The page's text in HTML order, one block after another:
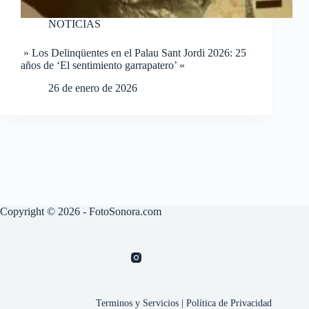
NOTICIAS
» Los Delinqüentes en el Palau Sant Jordi 2026: 25
años de ‘El sentimiento garrapatero’ «
26 de enero de 2026
Copyright © 2026 - FotoSonora.com
Terminos y Servicios |Política de Privacidad